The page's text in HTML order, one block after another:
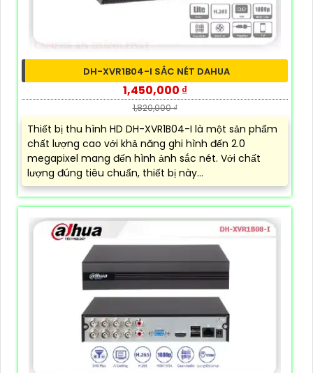
DH-XVR1B04-I SẮC NÉT DAHUA
1,450,000 ₫
1,820,000 ₫
Thiết bị thu hình HD DH-XVR1B04-I là một sản phẩm
chất lượng cao với khả năng ghi hình đến 2.0
megapixel mang đến hình ảnh sắc nét. Với chất
lượng đúng tiêu chuẩn, thiết bị này...